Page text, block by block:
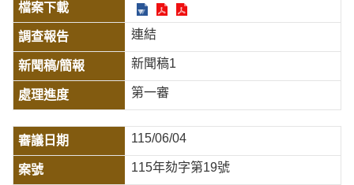
連結
新聞稿1
第一審
115/06/04
115年劾字第19號